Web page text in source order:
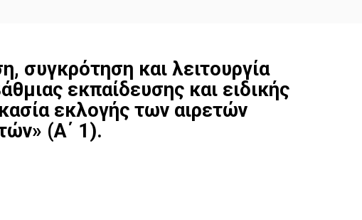
και λειτουργία
εκπαίδευσης και ειδικής
εκλογής των αιρετών
(Α΄ 1).